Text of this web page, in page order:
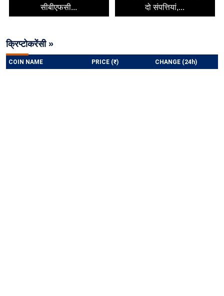
सीबीएफसी...
दो संपत्तियां,...
क्रिप्टोकरेंसी »